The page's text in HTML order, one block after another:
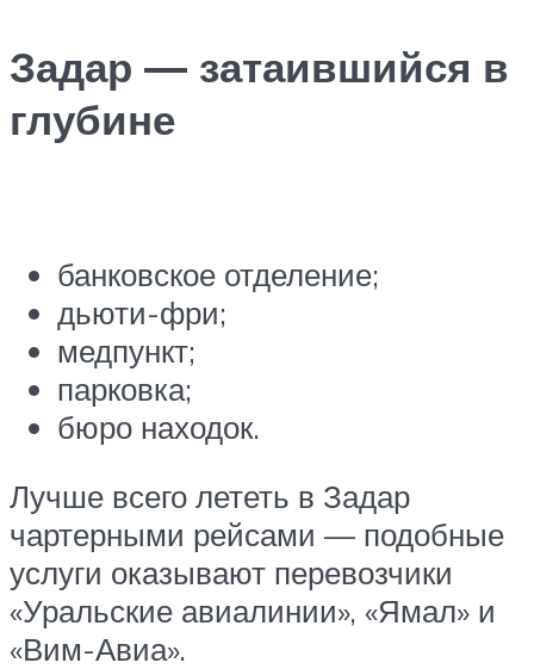
Задар — затаившийся в
глубине
банковское отделение;
дьюти-фри;
медпункт;
парковка;
бюро находок.
Лучше всего лететь в Задар
чартерными рейсами — подобные
услуги оказывают перевозчики
«Уральские авиалинии», «Ямал» и
«Вим-Авиа».